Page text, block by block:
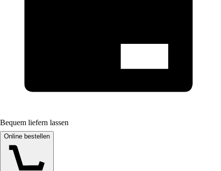
Bequem liefern lassen
Online bestellen